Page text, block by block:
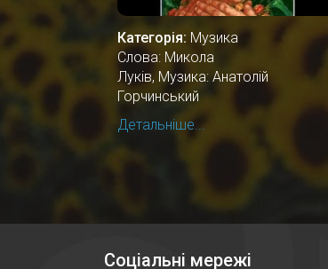
Категорія: Музика
Слова: Микола
Луків, Музика: Анатолій
Горчинський
Детальніше...
Соціальні мережі